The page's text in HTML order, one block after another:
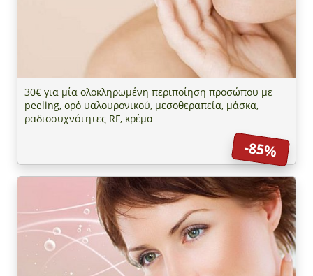
30€ για μία ολοκληρωμένη περιποίηση προσώπου με
peeling, ορό υαλουρονικού, μεσοθεραπεία, μάσκα,
ραδιοσυχνότητες RF, κρέμα
-85%